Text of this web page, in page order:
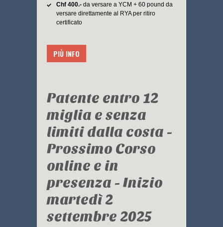
Chf 400.- da versare a YCM + 60 pound da
versare direttamente al RYA per ritiro
certificato
PIÙ INFO
Patente entro 12
miglia e senza
limiti dalla costa -
Prossimo Corso
online e in
presenza - Inizio
martedì 2
settembre 2025